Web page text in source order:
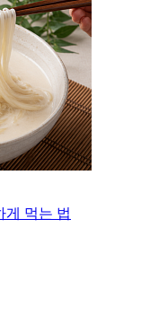
게 먹는 법